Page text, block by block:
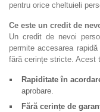
pentru orice cheltuieli
Ce este un credit de
Un credit de nevoi
permite accesarea
fără cerințe stricte. Acest
Rapiditate în
aprobare.
Fără cerințe de